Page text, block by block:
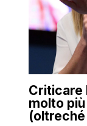
Criticare
molto